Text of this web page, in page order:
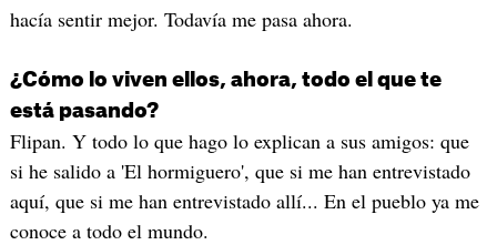
hacía sentir mejor. Todavía me pasa ahora.
¿Cómo lo viven ellos, ahora, todo el que te
está pasando?
Flipan. Y todo lo que hago lo explican a sus amigos: que
si he salido a 'El hormiguero', que si me han entrevistado
aquí, que si me han entrevistado allí... En el pueblo ya me
conoce a todo el mundo.